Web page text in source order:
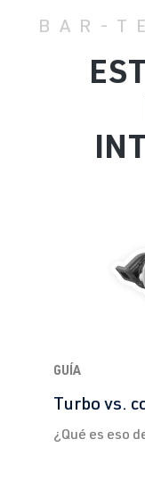
BAR-
GUÍA
Turbo vs.
¿Qué es eso